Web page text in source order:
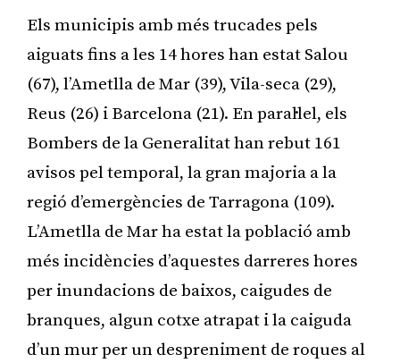
Els municipis amb més trucades pels
aiguats fins a les 14 hores han estat Salou
(67), l’Ametlla de Mar (39), Vila-seca (29),
Reus (26) i Barcelona (21). En paral·lel, els
Bombers de la Generalitat han rebut 161
avisos pel temporal, la gran majoria a la
regió d’emergències de Tarragona (109).
L’Ametlla de Mar ha estat la població amb
més incidències d’aquestes darreres hores
per inundacions de baixos, caigudes de
branques, algun cotxe atrapat i la caiguda
d’un mur per un despreniment de roques al